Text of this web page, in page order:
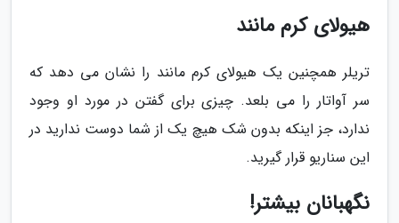
هیولای کرم مانند
تریلر همچنین یک هیولای کرم مانند را نشان می دهد که
سر آواتار را می بلعد. چیزی برای گفتن در مورد او وجود
ندارد، جز اینکه بدون شک هیچ یک از شما دوست ندارید در
این سناریو قرار گیرید.
نگهبانان بیشتر!